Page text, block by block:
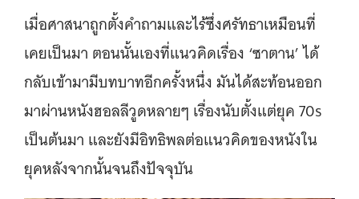
เมื่อศาสนาถูกตั้งคำถามและไร้ซึ่งศรัทธาเหมือนที่
เคยเป็นมา ตอนนั้นเองที่แนวคิดเรื่อง ‘ซาตาน’ ได้
กลับเข้ามามีบทบาทอีกครั้งหนึ่ง มันได้สะท้อนออก
มาผ่านหนังฮอลลีวูดหลายๆ เรื่องนับตั้งแต่ยุค 70s
เป็นต้นมา และยังมีอิทธิพลต่อแนวคิดของหนังใน
ยุคหลังจากนั้นจนถึงปัจจุบัน